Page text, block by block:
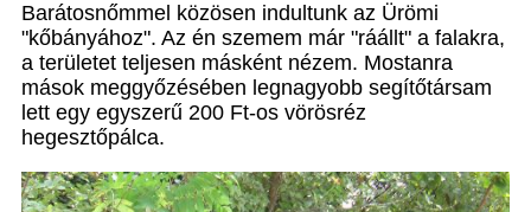
Barátosnőmmel közösen indultunk az Ürömi
"kőbányához". Az én szemem már "ráállt" a falakra,
a területet teljesen másként nézem. Mostanra
mások meggyőzésében legnagyobb segítőtársam
lett egy egyszerű 200 Ft-os vörösréz
hegesztőpálca.